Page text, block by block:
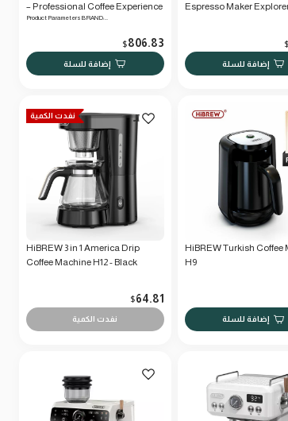
Espresso Maker
إضافة للسلة
– Professional Coffee Experience
at Home - Silver
Product Parameters BRAND:…
806.83
$
إضافة للسلة
HiBREW Turkish Coffee
H9
إضافة للسلة
نفدت الكمية
HiBREW 3 in 1 America Drip
Coffee Machine H12 - Black
64.81
$
نفدت الكمية